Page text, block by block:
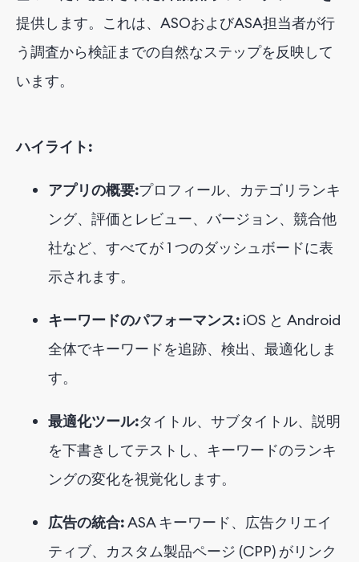
提供します。これは、ASOおよびASA担当者が行
う調査から検証までの自然なステップを反映して
います。
ハイライト:
アプリの概要:プロフィール、カテゴリランキ
ング、評価とレビュー、バージョン、競合他
社など、すべてが 1 つのダッシュボードに表
示されます。
キーワードのパフォーマンス: iOS と Android
全体でキーワードを追跡、検出、最適化しま
す。
最適化ツール:タイトル、サブタイトル、説明
を下書きしてテストし、キーワードのランキ
ングの変化を視覚化します。
広告の統合:ASA キーワード、広告クリエイ
ティブ、カスタム製品ページ (CPP) がリンク